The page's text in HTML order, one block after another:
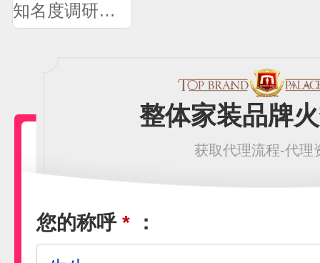
知名度调研问卷
整体家装品牌
获取代理流程-代理
您的称呼 * ：